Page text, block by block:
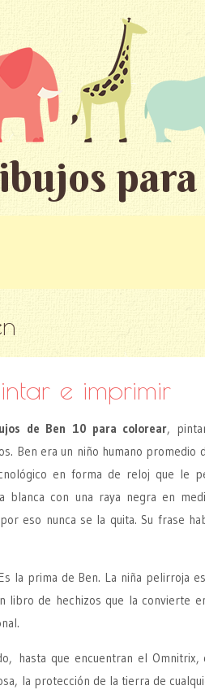
e imprimir
de Ben 10 para colorear,
Ben era un niño humano promedio
en forma de reloj que le
blanca con una raya negra en
eso nunca se la quita. Su frase
la prima de Ben. La niña pelirroja
libro de hechizos que la convierte
hasta que encuentran el Omnitrix,
la protección de la tierra de